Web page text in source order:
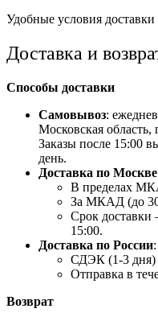
Удобные условия
Доставка и
Способы доставки
Самовывоз:
Московская область,
Заказы после 15:00
день.
Доставка по
В пределах
За МКАД (до
Срок доставки
15:00.
Доставка по России:
СДЭК (1-3 дня)
Отправка в
Возврат